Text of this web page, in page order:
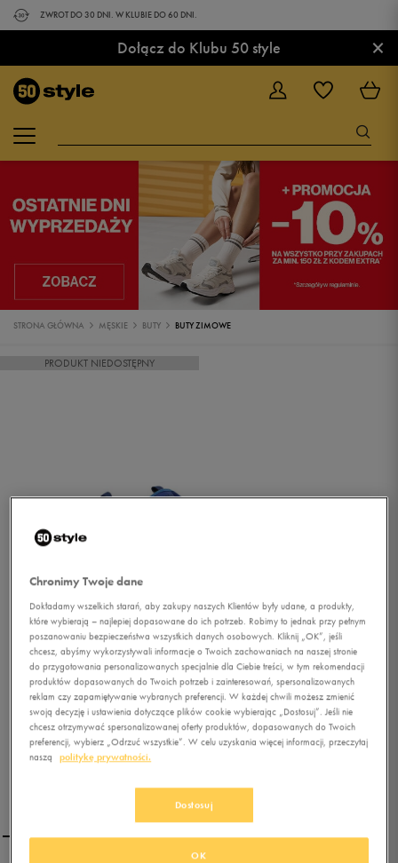
ZWROT DO 30 DNI. W KLUBIE DO 60 DNI.
Dołącz do Klubu 50 style ×
STRONA GŁÓWNA MĘSKIE BUTY BUTY ZIMOWE
PRODUKT NIEDOSTĘPNY
1/2
Chronimy Twoje dane
Dokładamy wszelkich starań, aby zakupy naszych Klientów były udane, a produkty,
które wybierają – najlepiej dopasowane do ich potrzeb. Robimy to jednak przy pełnym
poszanowaniu bezpieczeństwa wszystkich danych osobowych. Kliknij „OK”, jeśli
chcesz, abyśmy wykorzystywali informacje o Twoich zachowaniach na naszej stronie
do przygotowania personalizowanych specjalnie dla Ciebie treści, w tym rekomendacji
produktów dopasowanych do Twoich potrzeb i zainteresowań, spersonalizowanych
reklam czy zapamiętywanie wybranych preferencji. W każdej chwili możesz zmienić
swoją decyzję i ustawienia dotyczące plików cookie wybierając „Dostosuj”. Jeśli nie
chcesz otrzymywać spersonalizowanej oferty produktów, dopasowanych do Twoich
preferencji, wybierz „Odrzuć wszystkie”. W celu uzyskania więcej informacji, przeczytaj
naszą
politykę prywatności.
Dostosuj
OK